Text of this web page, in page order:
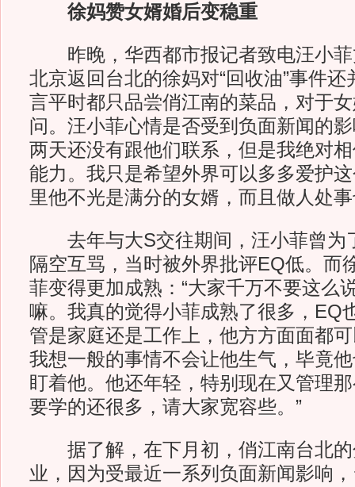
徐妈赞女婿婚后变稳重
昨晚，华西都市报记者致电汪小菲
北京返回台北的徐妈对“回收油”事件
言平时都只品尝俏江南的菜品，对于
问。汪小菲心情是否受到负面新闻的
两天还没有跟他们联系，但是我绝对
能力。我只是希望外界可以多多爱护
里他不光是满分的女婿，而且做人处
去年与大S交往期间，汪小菲曾为
隔空互骂，当时被外界批评EQ低。而
菲变得更加成熟：“大家千万不要这么
嘛。我真的觉得小菲成熟了很多，EQ
管是家庭还是工作上，他方方面面都
我想一般的事情不会让他生气，毕竟
盯着他。他还年轻，特别现在又管理
要学的还很多，请大家宽容些。”
据了解，在下月初，俏江南台北的
业，因为受最近一系列负面新闻影响